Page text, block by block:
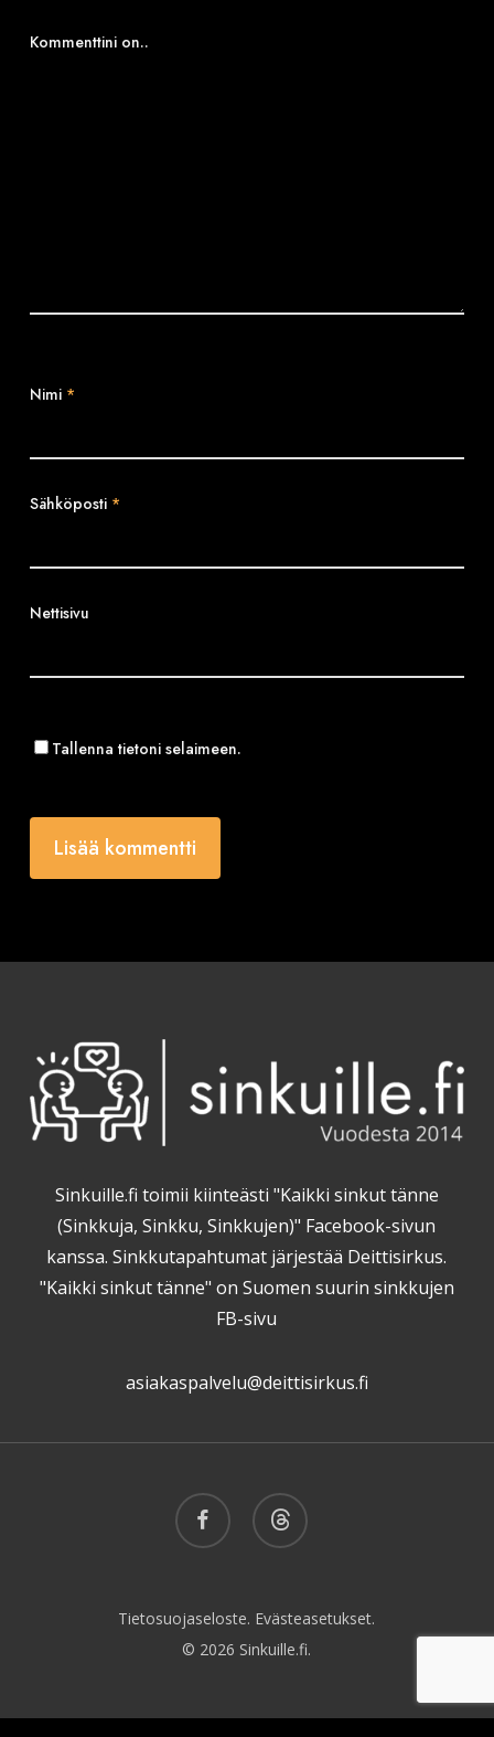
Kommenttini on..
Nimi *
Sähköposti *
Nettisivu
Tallenna tietoni selaimeen.
Sinkuille.fi toimii kiinteästi "Kaikki sinkut tänne
(Sinkkuja, Sinkku, Sinkkujen)" Facebook-sivun
kanssa. Sinkkutapahtumat järjestää Deittisirkus.
"Kaikki sinkut tänne" on Suomen suurin sinkkujen
FB-sivu
asiakaspalvelu@deittisirkus.fi
facebook threads
Tietosuojaseloste. Evästeasetukset.
© 2026 Sinkuille.fi.